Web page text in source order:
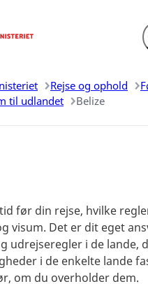
Rejse og ophold
til udlandet
Belize
før din rejse, hvilke
visum. Det er dit eget
udrejseregler i de lande,
i de enkelte lande
om du overholder dem.